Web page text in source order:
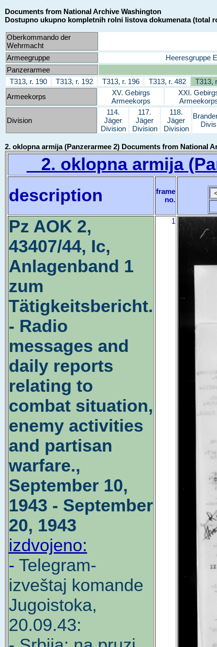
Documents from National Archive Washington
Dostupno ukupno kompletnih rolni listova dokumenata (total
Oberkommando der
Wehrmacht
Armeegruppe
Heeresgruppe E
Panzerarmee
T313, r. 190
T313, r. 192 T313, r. 196 T313, r. 482
T313,
Armeekorps
XV. Gebirgs
Armeekorps
XXI.
Division
114.
Jäger
Division
117.
Jäger
Division
118.
Jäger
Division
2. oklopna armija (Panzerarmee 2) Documents from National
2. oklopna armija
description
frame
no.
Pz AOK 2,
43407/44, Ic,
Anlagenband 1
zum
Tätigkeitsbericht.
- Radio
messages and
daily reports
relating to
combat situation,
enemy activities
and partisan
warfare.,
September 10,
1943 - September
20, 1943
izdvojeno:
- Telegram-
izveštaj komande
Jugoistoka,
20.09.43:
1